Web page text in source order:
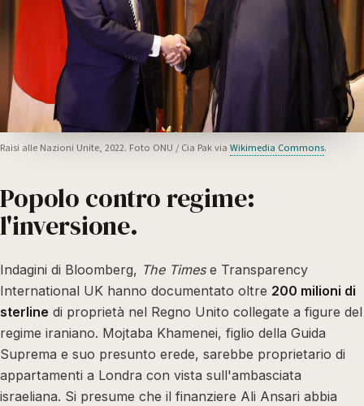
Raisi alle Nazioni Unite, 2022. Foto ONU / Cia Pak via Wikimedia Commons.
Popolo contro regime:
l'inversione.
Indagini di Bloomberg, The Timese Transparency
International UK hanno documentato oltre 200 milioni di
sterline di proprietà nel Regno Unito collegate a figure del
regime iraniano. Mojtaba Khamenei, figlio della Guida
Suprema e suo presunto erede, sarebbe proprietario di
appartamenti a Londra con vista sull'ambasciata
israeliana. Si presume che il finanziere Ali Ansari abbia